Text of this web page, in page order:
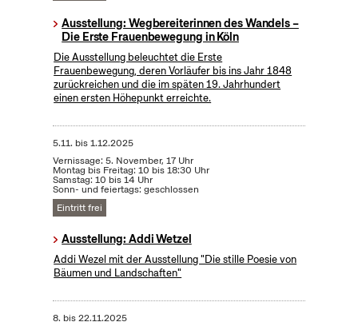
Ausstellung: Wegbereiterinnen des Wandels –
Die Erste Frauenbewegung in Köln
Die Ausstellung beleuchtet die Erste
Frauenbewegung, deren Vorläufer bis ins Jahr 1848
zurückreichen und die im späten 19. Jahrhundert
einen ersten Höhepunkt erreichte.
5.11. bis1.12.2025
Vernissage: 5. November, 17 Uhr
Montag bis Freitag: 10 bis 18:30 Uhr
Samstag: 10 bis 14 Uhr
Sonn- und feiertags: geschlossen
Eintritt frei
Ausstellung: Addi Wetzel
Addi Wezel mit der Ausstellung "Die stille Poesie von
Bäumen und Landschaften"
8. bis22.11.2025